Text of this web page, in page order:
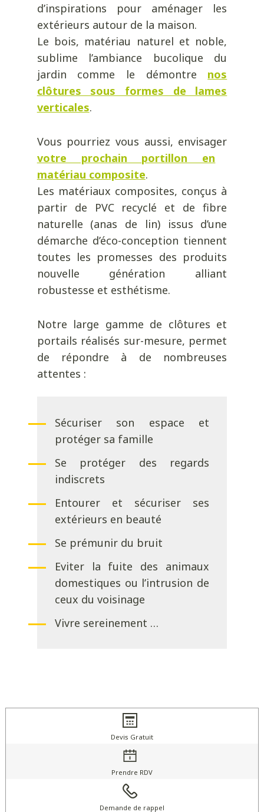
d’inspirations pour aménager les
extérieurs autour de la maison.
Le bois, matériau naturel et noble,
sublime l’ambiance bucolique du
jardin comme le démontre nos
clôtures sous formes de lames
verticales.
Vous pourriez vous aussi, envisager
votre prochain portillon en
matériau composite.
Les matériaux composites, conçus à
partir de PVC recyclé et de fibre
naturelle (anas de lin) issus d’une
démarche d’éco-conception tiennent
toutes les promesses des produits
nouvelle génération alliant
robustesse et esthétisme.
Notre large gamme de clôtures et
portails réalisés sur-mesure, permet
de répondre à de nombreuses
attentes :
Sécuriser son espace et
protéger sa famille
Se protéger des regards
indiscrets
Entourer et sécuriser ses
extérieurs en beauté
Se prémunir du bruit
Eviter la fuite des animaux
domestiques ou l’intrusion de
ceux du voisinage
Vivre sereinement …
Devis Gratuit
Prendre RDV
Demande de rappel